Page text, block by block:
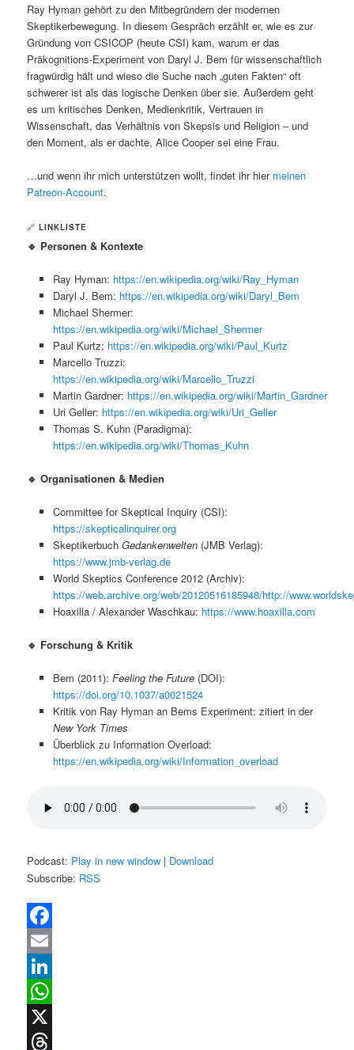
Ray Hyman gehört zu den Mitbegründern der modernen
Skeptikerbewegung. In diesem Gespräch erzählt er, wie es zur
Gründung von CSICOP (heute CSI) kam, warum er das
Präkognitions-Experiment von Daryl J. Bem für wissenschaftlich
fragwürdig hält und wieso die Suche nach „guten Fakten“ oft
schwerer ist als das logische Denken über sie. Außerdem geht
es um kritisches Denken, Medienkritik, Vertrauen in
Wissenschaft, das Verhältnis von Skepsis und Religion – und
den Moment, als er dachte, Alice Cooper sei eine Frau.
…und wenn ihr mich unterstützen wollt, findet ihr hier meinen
Patreon-Account.
🔗LINKLISTE
🔹 Personen & Kontexte
Ray Hyman: https://en.wikipedia.org/wiki/Ray_Hyman
Daryl J. Bem: https://en.wikipedia.org/wiki/Daryl_Bem
Michael Shermer:
https://en.wikipedia.org/wiki/Michael_Shermer
Paul Kurtz: https://en.wikipedia.org/wiki/Paul_Kurtz
Marcello Truzzi:
https://en.wikipedia.org/wiki/Marcello_Truzzi
Martin Gardner: https://en.wikipedia.org/wiki/Martin_Gardner
Uri Geller: https://en.wikipedia.org/wiki/Uri_Geller
Thomas S. Kuhn (Paradigma):
https://en.wikipedia.org/wiki/Thomas_Kuhn
🔹 Organisationen & Medien
Committee for Skeptical Inquiry (CSI):
https://skepticalinquirer.org
Skeptikerbuch Gedankenwelten(JMB Verlag):
https://www.jmb-verlag.de
World Skeptics Conference 2012 (Archiv):
https://web.archive.org/web/20120516185948/http://
Hoaxilla / Alexander Waschkau: https://www.hoaxilla.com
🔹 Forschung & Kritik
Bem (2011): Feeling the Future(DOI):
https://doi.org/10.1037/a0021524
Kritik von Ray Hyman an Bems Experiment: zitiert in der
New York Times
Überblick zu Information Overload:
https://en.wikipedia.org/wiki/Information_overload
Podcast: Play in new window | Download
Subscribe: RSS
Facebook
Email
LinkedIn
WhatsApp
X